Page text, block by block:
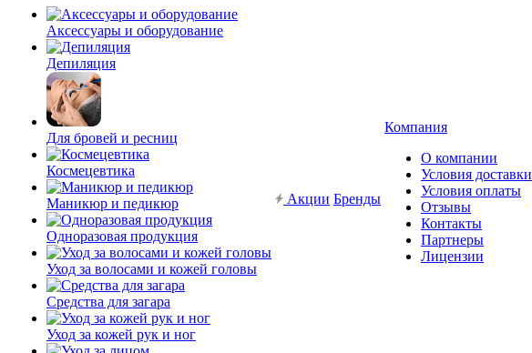
Аксессуары и оборудование
Депиляция
Для бровей и ресниц
Космецевтика
Маникюр и педикюр
Одноразовая продукция
Уход за волосами и кожей головы
Средства для загара
Уход за кожей рук и ног
Акции Бренды
Компания
О компании
Условия доставки
Условия оплаты
Отзывы
Контакты
Партнеры
Лицензии